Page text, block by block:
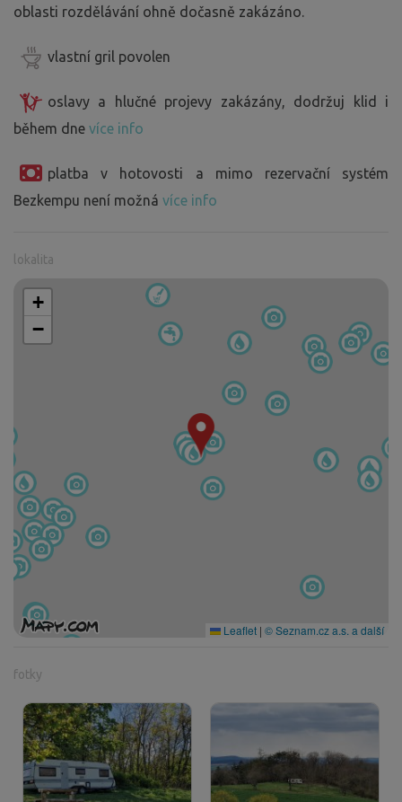
oblasti rozdělávání ohně dočasně zakázáno.
vlastní gril povolen
oslavy a hlučné projevy zakázány, dodržuj klid i
během dne více info
platba v hotovosti a mimo rezervační systém
Bezkempu není možná více info
lokalita
+
−
Leaflet | © Seznam.cz a.s. a další
fotky